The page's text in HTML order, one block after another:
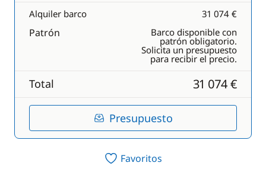
Alquiler barco 31 074 €
Patrón Barco disponible con
patrón obligatorio.
Solicita un presupuesto
para recibir el precio.
Total 31 074 €
Presupuesto
Favoritos